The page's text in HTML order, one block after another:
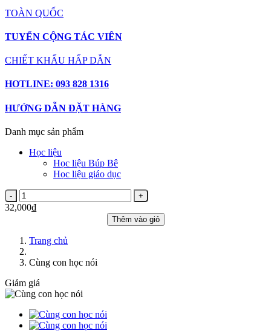
TOÀN QUỐC
TUYỂN CỘNG TÁC VIÊN
CHIẾT KHẤU HẤP DẪN
HOTLINE: 093 828 1316
HƯỚNG DẪN ĐẶT HÀNG
Danh mục sản phẩm
Học liệu
Học liệu Búp Bê
Học liệu giáo dục
32,000₫
Thêm vào giỏ
Trang chủ
Cùng con học nói
Giảm giá